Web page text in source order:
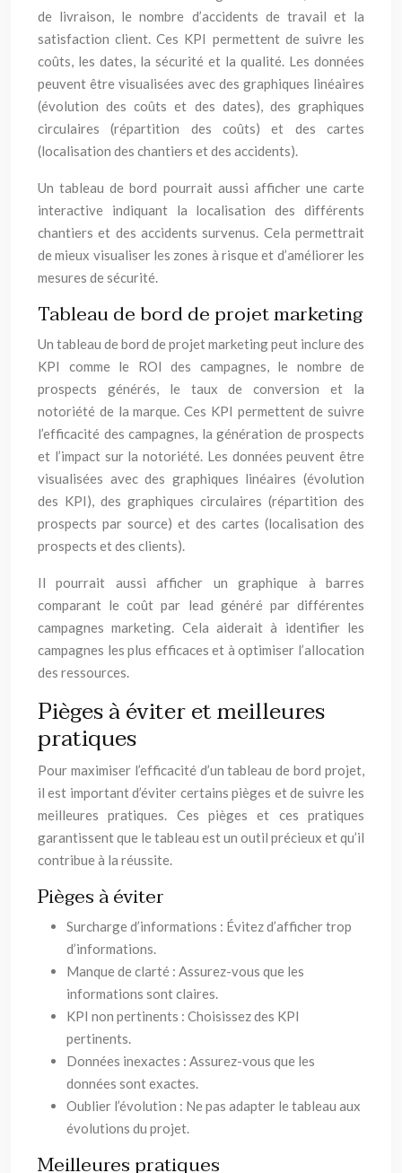
de livraison, le nombre d’accidents de travail et la
satisfaction client. Ces KPI permettent de suivre les
coûts, les dates, la sécurité et la qualité. Les données
peuvent être visualisées avec des graphiques linéaires
(évolution des coûts et des dates), des graphiques
circulaires (répartition des coûts) et des cartes
(localisation des chantiers et des accidents).
Un tableau de bord pourrait aussi afficher une carte
interactive indiquant la localisation des différents
chantiers et des accidents survenus. Cela permettrait
de mieux visualiser les zones à risque et d’améliorer les
mesures de sécurité.
Tableau de bord de projet marketing
Un tableau de bord de projet marketing peut inclure des
KPI comme le ROI des campagnes, le nombre de
prospects générés, le taux de conversion et la
notoriété de la marque. Ces KPI permettent de suivre
l’efficacité des campagnes, la génération de prospects
et l’impact sur la notoriété. Les données peuvent être
visualisées avec des graphiques linéaires (évolution
des KPI), des graphiques circulaires (répartition des
prospects par source) et des cartes (localisation des
prospects et des clients).
Il pourrait aussi afficher un graphique à barres
comparant le coût par lead généré par différentes
campagnes marketing. Cela aiderait à identifier les
campagnes les plus efficaces et à optimiser l’allocation
des ressources.
Pièges à éviter et meilleures
pratiques
Pour maximiser l’efficacité d’un tableau de bord projet,
il est important d’éviter certains pièges et de suivre les
meilleures pratiques. Ces pièges et ces pratiques
garantissent que le tableau est un outil précieux et qu’il
contribue à la réussite.
Pièges à éviter
Surcharge d’informations : Évitez d’afficher trop
d’informations.
Manque de clarté : Assurez-vous que les
informations sont claires.
KPI non pertinents : Choisissez des KPI
pertinents.
Données inexactes : Assurez-vous que les
données sont exactes.
Oublier l’évolution : Ne pas adapter le tableau aux
évolutions du projet.
Meilleures pratiques